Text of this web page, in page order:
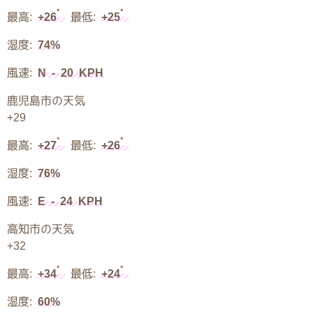
最高: +26° 最低: +25°
湿度: 74%
風速: N - 20 KPH
鹿児島市の天気
+29
最高: +27° 最低: +26°
湿度: 76%
風速: E - 24 KPH
高知市の天気
+32
最高: +34° 最低: +24°
湿度: 60%